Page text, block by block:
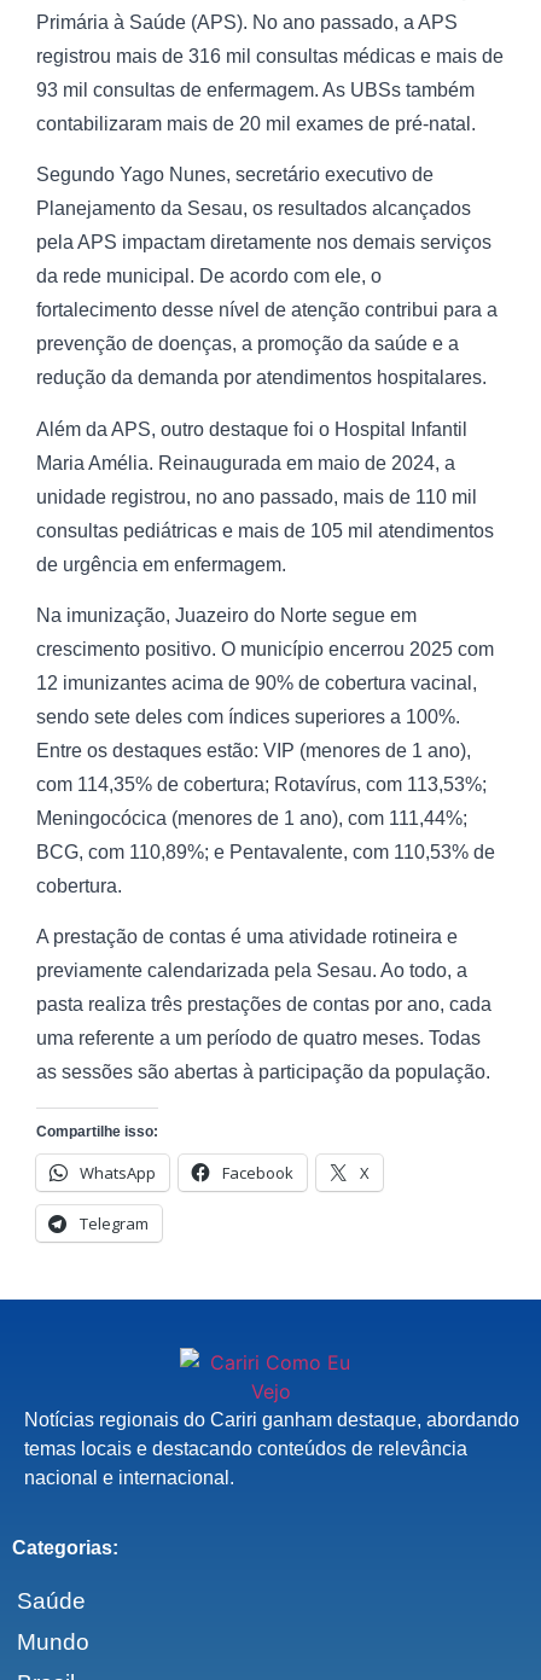
Primária à Saúde (APS). No ano passado, a APS
registrou mais de 316 mil consultas médicas e mais de
93 mil consultas de enfermagem. As UBSs também
contabilizaram mais de 20 mil exames de pré-natal.
Segundo Yago Nunes, secretário executivo de
Planejamento da Sesau, os resultados alcançados
pela APS impactam diretamente nos demais serviços
da rede municipal. De acordo com ele, o
fortalecimento desse nível de atenção contribui para a
prevenção de doenças, a promoção da saúde e a
redução da demanda por atendimentos hospitalares.
Além da APS, outro destaque foi o Hospital Infantil
Maria Amélia. Reinaugurada em maio de 2024, a
unidade registrou, no ano passado, mais de 110 mil
consultas pediátricas e mais de 105 mil atendimentos
de urgência em enfermagem.
Na imunização, Juazeiro do Norte segue em
crescimento positivo. O município encerrou 2025 com
12 imunizantes acima de 90% de cobertura vacinal,
sendo sete deles com índices superiores a 100%.
Entre os destaques estão: VIP (menores de 1 ano),
com 114,35% de cobertura; Rotavírus, com 113,53%;
Meningocócica (menores de 1 ano), com 111,44%;
BCG, com 110,89%; e Pentavalente, com 110,53% de
cobertura.
A prestação de contas é uma atividade rotineira e
previamente calendarizada pela Sesau. Ao todo, a
pasta realiza três prestações de contas por ano, cada
uma referente a um período de quatro meses. Todas
as sessões são abertas à participação da população.
Compartilhe isso:
WhatsApp Facebook X
Telegram
Notícias regionais do Cariri ganham destaque, abordando
temas locais e destacando conteúdos de relevância
nacional e internacional.
Categorias:
Saúde
Mundo